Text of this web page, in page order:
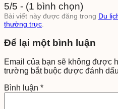
5/5 - (1 bình chọn)
Bài viết này được đăng trong Du
thường trực
Để lại một bình luận
Email của bạn sẽ không được
trường bắt buộc được đánh dấu
Bình luận *